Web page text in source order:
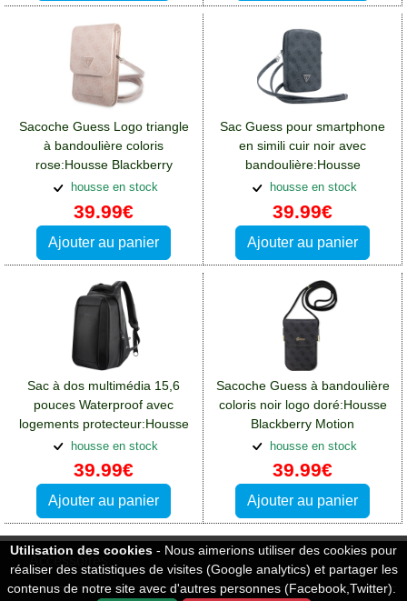
Sacoche Guess Logo triangle
à bandoulière coloris
rose:Housse Blackberry
Motion
housse en stock
39.99€
Ajouter au panier
Sac Guess pour smartphone
en simili cuir noir avec
bandoulière:Housse
Blackberry Motion
housse en stock
39.99€
Ajouter au panier
Sac à dos multimédia 15,6
pouces Waterproof avec
logements protecteur:Housse
Blackberry Motion
housse en stock
39.99€
Ajouter au panier
Sacoche Guess à bandoulière
coloris noir logo doré:Housse
Blackberry Motion
housse en stock
39.99€
Ajouter au panier
Utilisation des cookies - Nous aimerions utiliser des cookies pour
réaliser des statistiques de visites (Google analytics) et partager les
contenus de notre site avec d'autres personnes (Facebook,Twitter).